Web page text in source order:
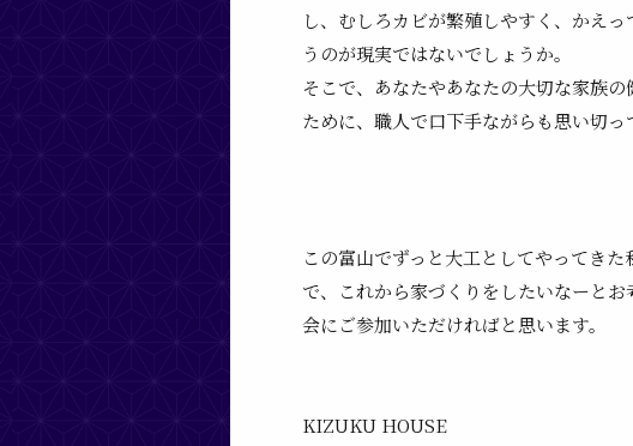
し、むしろカビが繁殖しやすく、かえ
うのが現実ではないでしょうか。
そこで、あなたやあなたの大切な家族
ために、職人で口下手ながらも思い切っ
この富山でずっと大工としてやってき
で、これから家づくりをしたいなーと
会にご参加いただければと思います。
KIZUKU HOUSE